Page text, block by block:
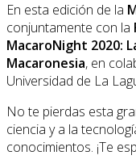
En esta edición de la
conjuntamente con la
MacaroNight 2020:
Macaronesia, en
Universidad de La
No te pierdas esta
ciencia y a la
conocimientos. ¡Te